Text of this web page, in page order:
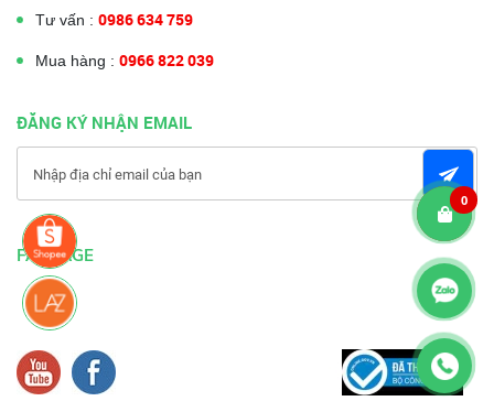
Tư vấn : 0986 634 759
Mua hàng : 0966 822 039
ĐĂNG KÝ NHẬN EMAIL
FANPAGE
0